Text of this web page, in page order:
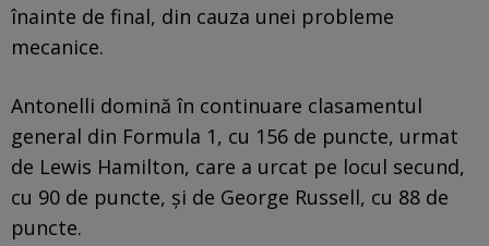
înainte de final, din cauza unei probleme
mecanice.
Antonelli domină în continuare clasamentul
general din Formula 1, cu 156 de puncte, urmat
de Lewis Hamilton, care a urcat pe locul secund,
cu 90 de puncte, și de George Russell, cu 88 de
puncte.